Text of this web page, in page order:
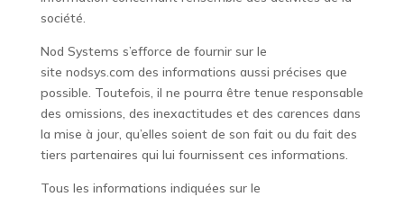
société.
Nod Systems s’efforce de fournir sur le
site nodsys.com des informations aussi précises que
possible. Toutefois, il ne pourra être tenue responsable
des omissions, des inexactitudes et des carences dans
la mise à jour, qu’elles soient de son fait ou du fait des
tiers partenaires qui lui fournissent ces informations.
Tous les informations indiquées sur le